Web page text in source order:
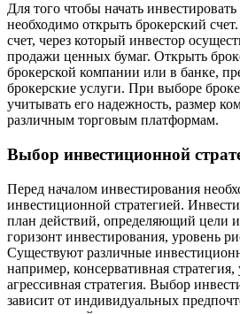
Для того чтобы начать
необходимо открыть брокерский
счет, через который инвестор
продажи ценных бумаг. Открыть
брокерской компании или в банке,
брокерские услуги. При выборе
учитывать его надежность, размер
различным торговым платформам.
Выбор инвестиционной
Перед началом инвестирования
инвестиционной стратегией.
план действий, определяющий цели
горизонт инвестирования, уровень
Существуют различные
например, консервативная стратегия,
агрессивная стратегия. Выбор
зависит от индивидуальных